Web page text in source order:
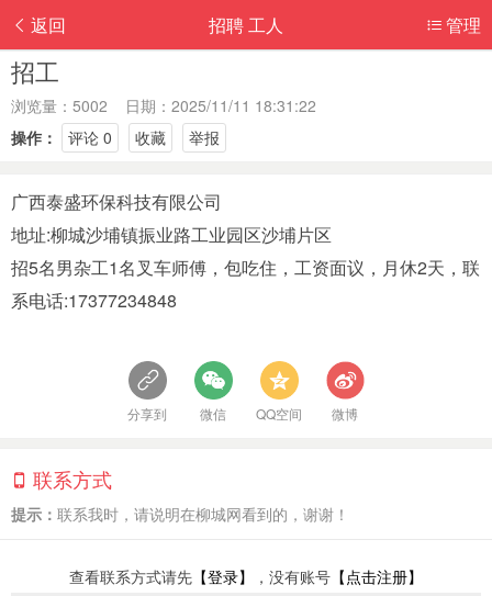
返回 管理
招聘 工人
招工
浏览量：5002 日期：2025/11/11 18:31:22
操作：
评论 0 收藏 举报
广西泰盛环保科技有限公司
地址:柳城沙埔镇振业路工业园区沙埔片区
招5名男杂工1名叉车师傅，包吃住，工资面议，月休2天，联
系电话:17377234848
分享到 微信 QQ空间 微博
联系方式
提示： 联系我时，请说明在柳城网看到的，谢谢！
查看联系方式请先 【登录】 ，没有账号 【点击注册】